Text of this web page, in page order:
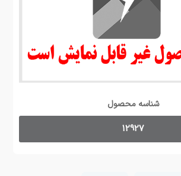
شناسه محصول
12927